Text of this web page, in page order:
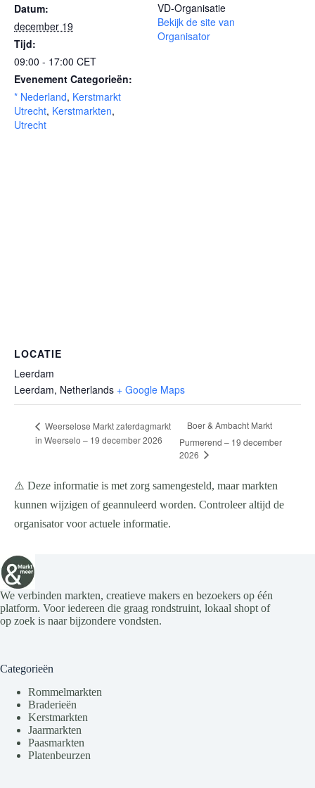
Datum:
december 19
Tijd:
09:00 - 17:00 CET
Evenement Categorieën:
* Nederland, Kerstmarkt
Utrecht, Kerstmarkten,
Utrecht
VD-Organisatie
Bekijk de site van
Organisator
LOCATIE
Leerdam
Leerdam, Netherlands + Google Maps
Weerselose Markt zaterdagmarkt
in Weerselo – 19 december 2026
Boer & Ambacht Markt
Purmerend – 19 december
2026
⚠️ Deze informatie is met zorg samengesteld, maar markten
kunnen wijzigen of geannuleerd worden. Controleer altijd de
organisator voor actuele informatie.
We verbinden markten, creatieve makers en bezoekers op één
platform. Voor iedereen die graag rondstruint, lokaal shopt of
op zoek is naar bijzondere vondsten.
Categorieën
Rommelmarkten
Braderieën
Kerstmarkten
Jaarmarkten
Paasmarkten
Platenbeurzen